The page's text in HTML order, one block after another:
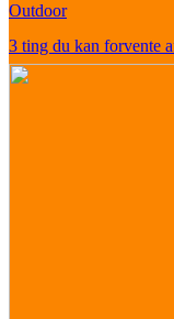
Outdoor
3 ting du kan forvente